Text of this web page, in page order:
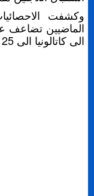
وكشفت
الماضيين تضاعف
الى كاتالونيا الى 125 قاصرا اسبوعيا.